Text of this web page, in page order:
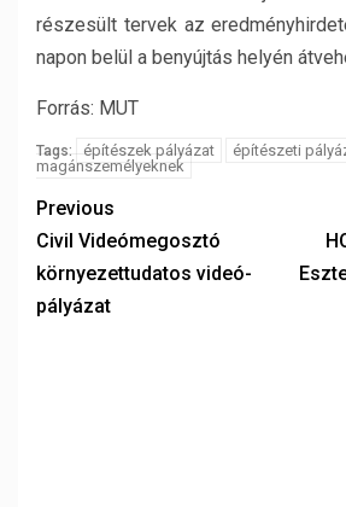
részesült tervek az
napon belül a benyújtás helyén
Forrás: MUT
Tags: építészek pályázat építészeti
magánszemélyeknek
Previous
Civil Videómegosztó
környezettudatos videó-
pályázat